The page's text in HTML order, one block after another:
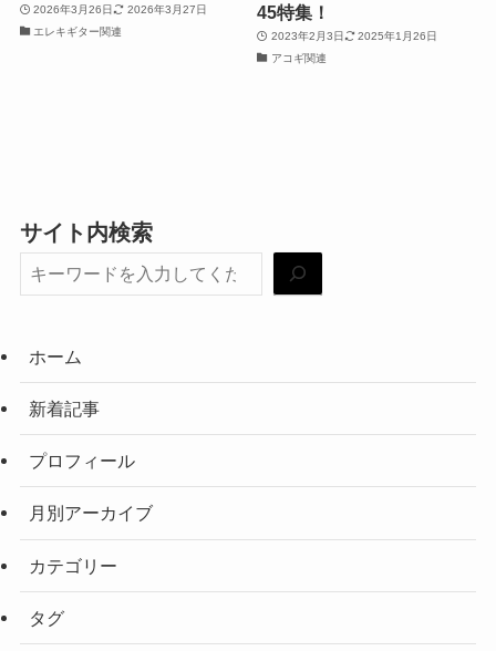
2026年3月26日
2026年3月27日
エレキギター関連
45特集！
2023年2月3日
2025年1月26日
アコギ関連
サイト内検索
ホーム
新着記事
プロフィール
月別アーカイブ
カテゴリー
タグ